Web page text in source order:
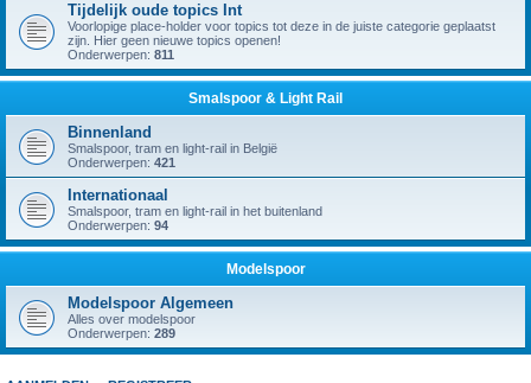
Tijdelijk oude topics Int
Voorlopige place-holder voor topics tot deze in de juiste categorie geplaatst
zijn. Hier geen nieuwe topics openen!
Onderwerpen: 811
Smalspoor & Light Rail
Binnenland
Smalspoor, tram en light-rail in België
Onderwerpen: 421
Internationaal
Smalspoor, tram en light-rail in het buitenland
Onderwerpen: 94
Modelspoor
Modelspoor Algemeen
Alles over modelspoor
Onderwerpen: 289